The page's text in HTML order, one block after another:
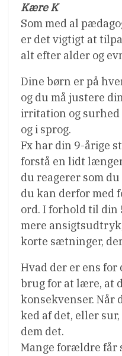
Kære K
Som med al
er det vigtigt at
alt efter alder og
Dine børn er på
og du må justere
irritation og surhed
og i sprog.
Fx har din 9-årige
forstå en lidt
du reagerer som
du kan derfor med
ord. I forhold til din
mere
korte sætninger,
Hvad der er ens for
brug for at lære, at
konsekvenser. Når
ked af det, eller
dem det.
Mange forældre får